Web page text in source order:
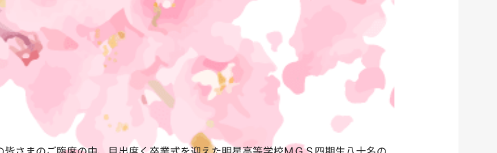
さまのご臨席の中、目出度く卒業式を迎えた明星高等学校ＭＧＳ四期生八十名の